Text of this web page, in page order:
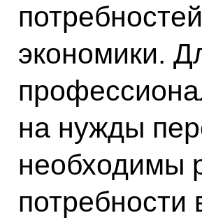
экономики.
на нужды
необходимы
потребности